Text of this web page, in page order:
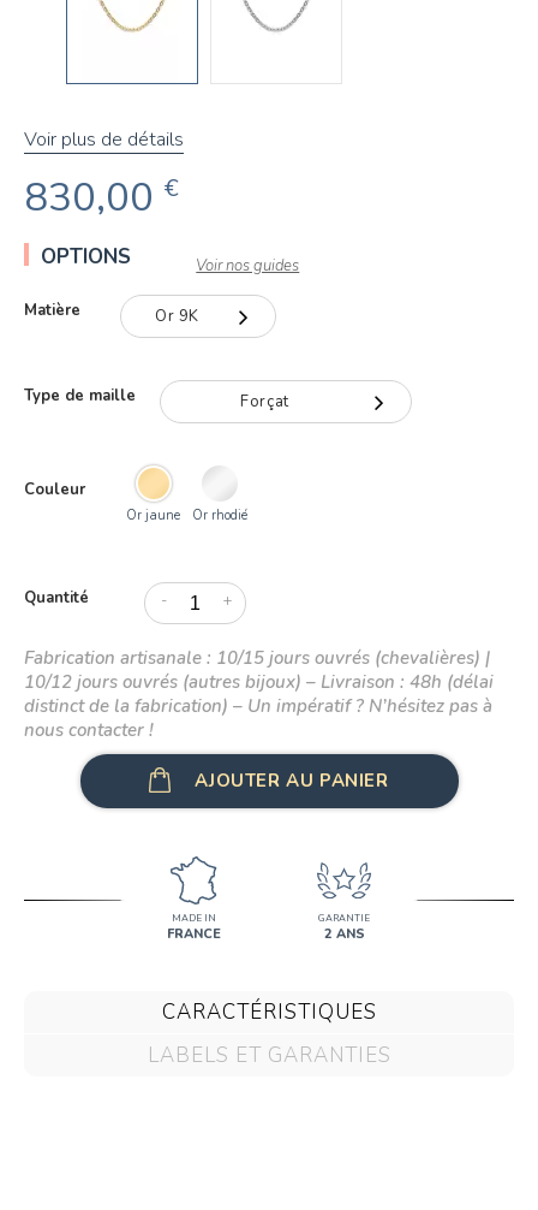
Voir plus de détails
830,00 €
OPTIONS Voir nos guides
Matière Or 9K
Or 18K
Type de maille Forçat
Couleur
Or jaune Or rhodié
Quantité - +
Fabrication artisanale : 10/15 jours ouvrés (chevalières) |
10/12 jours ouvrés (autres bijoux) – Livraison : 48h (délai
distinct de la fabrication) – Un impératif ? N’hésitez pas à
nous contacter !
AJOUTER AU PANIER
MADE IN
FRANCE
GARANTIE
2 ANS
CARACTÉRISTIQUES
LABELS ET GARANTIES